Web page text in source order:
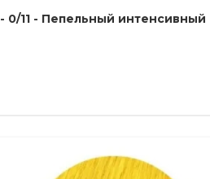
Wella Professional Koleston Perfect - 0/11 - Пепельный интенсивный